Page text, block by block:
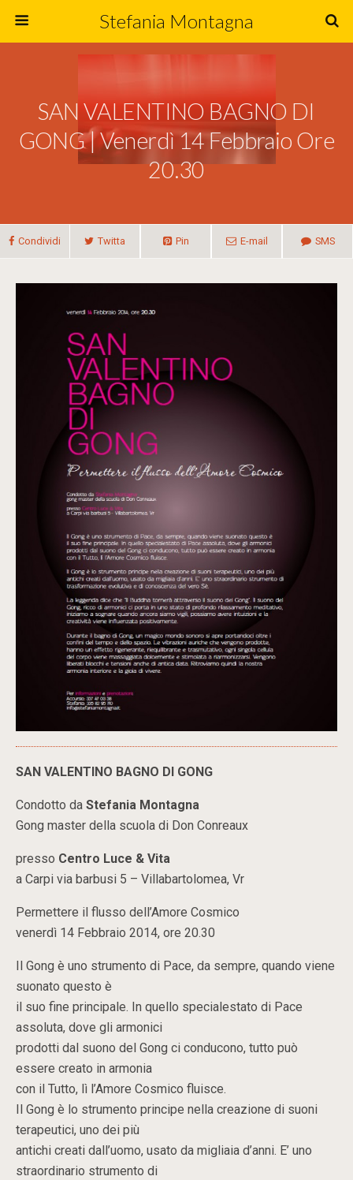
Stefania Montagna
SAN VALENTINO BAGNO DI
GONG | Venerdì 14 Febbraio Ore
20.30
Condividi Twitta Pin E-mail SMS
SAN VALENTINO BAGNO DI GONG
Condotto da Stefania Montagna
Gong master della scuola di Don Conreaux
presso Centro Luce & Vita
a Carpi via barbusi 5 – Villabartolomea, Vr
Permettere il flusso dell’Amore Cosmico
venerdì 14 Febbraio 2014, ore 20.30
Il Gong è uno strumento di Pace, da sempre, quando viene
suonato questo è
il suo fine principale. In quello specialestato di Pace
assoluta, dove gli armonici
prodotti dal suono del Gong ci conducono, tutto può
essere creato in armonia
con il Tutto, lì l’Amore Cosmico fluisce.
Il Gong è lo strumento principe nella creazione di suoni
terapeutici, uno dei più
antichi creati dall’uomo, usato da migliaia d’anni. E’ uno
straordinario strumento di